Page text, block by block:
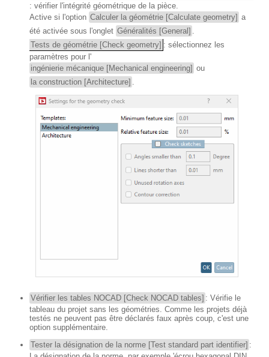
: vérifier l'intégrité géométrique de la pièce.
Active si l'option Calculer la géométrie [Calculate geometry] a
été activée sous l'onglet Généralités [General] .
Tests de géométrie [Check geometry] : sélectionnez les
paramètres pour l'
ingénierie mécanique [Mechanical engineering] ou
la construction [Architecture] .
Vérifier les tables NOCAD [Check NOCAD tables] : Vérifie le
tableau du projet sans les géométries. Comme les projets déjà
testés ne peuvent pas être déclarés faux après coup, c'est une
option supplémentaire.
Tester la désignation de la norme [Test standard part identifier] :